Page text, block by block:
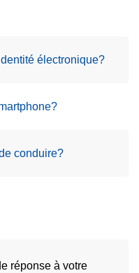
électronique?
conduire?
réponse à votre